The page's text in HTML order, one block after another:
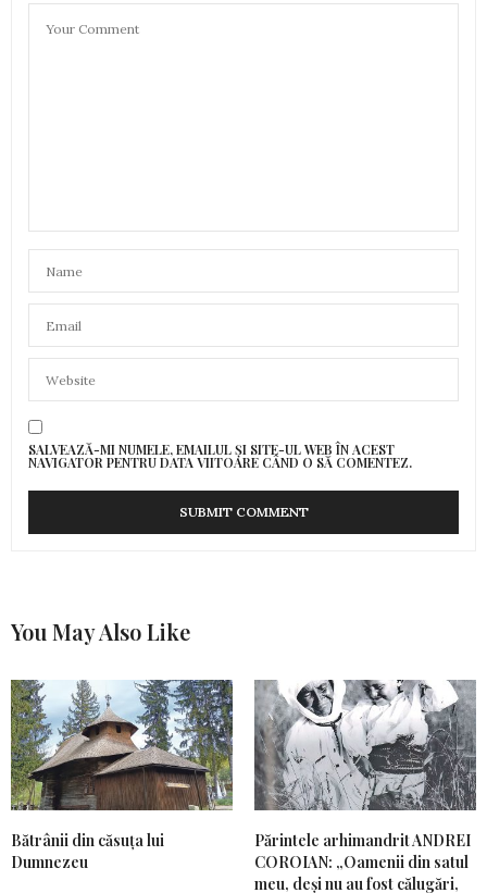
SALVEAZĂ-MI NUMELE, EMAILUL ȘI SITE-UL WEB ÎN ACEST
NAVIGATOR PENTRU DATA VIITOARE CÂND O SĂ COMENTEZ.
You May Also Like
Bătrânii din căsuța lui
Dumnezeu
Părintele arhimandrit ANDREI
COROIAN: „Oamenii din satul
meu, deși nu au fost călugări,